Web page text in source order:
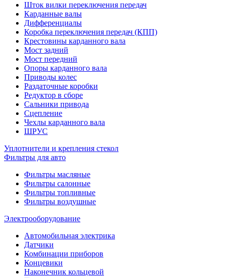
Шток вилки переключения передач
Карданные валы
Дифференциалы
Коробка переключения передач (КПП)
Крестовины карданного вала
Мост задний
Мост передний
Опоры карданного вала
Приводы колес
Раздаточные коробки
Редуктор в сборе
Сальники привода
Сцепление
Чехлы карданного вала
ШРУС
Уплотнители и крепления стекол
Фильтры для авто
Фильтры масляные
Фильтры салонные
Фильтры топливные
Фильтры воздушные
Электрооборудование
Автомобильная электрика
Датчики
Комбинации приборов
Концевики
Наконечник кольцевой